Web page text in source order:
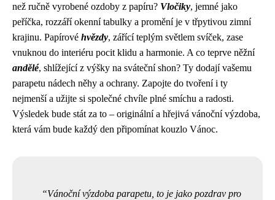
než ručně vyrobené ozdoby z papíru? Vločiky, jemné jako
peříčka, rozzáří okenní tabulky a promění je v třpytivou zimní
krajinu. Papírové hvězdy, zářící teplým světlem svíček, zase
vnuknou do interiéru pocit klidu a harmonie. A co teprve něžní
andělé, shlížející z výšky na sváteční shon? Ty dodají vašemu
parapetu nádech něhy a ochrany. Zapojte do tvoření i ty
nejmenší a užijte si společné chvíle plné smíchu a radosti.
Výsledek bude stát za to – originální a hřejivá vánoční výzdoba,
která vám bude každý den připomínat kouzlo Vánoc.
Vánoční výzdoba parapetu, to je jako pozdrav pro